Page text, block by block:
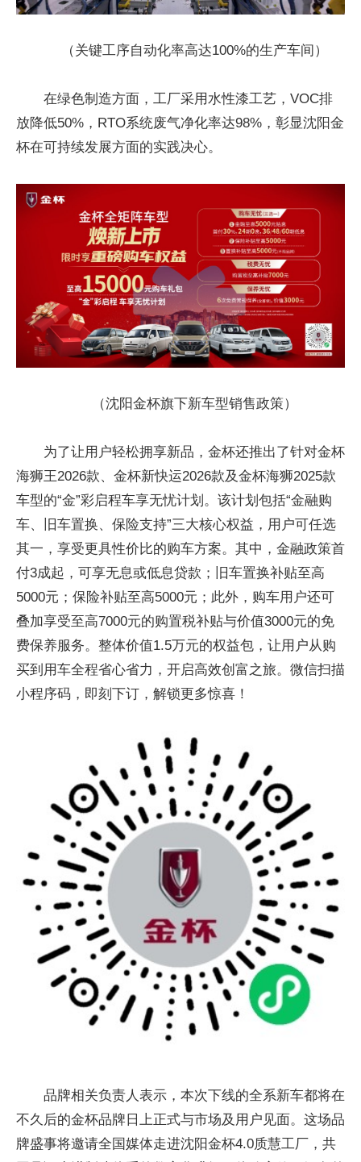
（关键工序自动化率高达100%的生产车间）
在绿色制造方面，工厂采用水性漆工艺，VOC排
放降低50%，RTO系统废气净化率达98%，彰显沈阳金
杯在可持续发展方面的实践决心。
（沈阳金杯旗下新车型销售政策）
为了让用户轻松拥享新品，金杯还推出了针对金杯
海狮王2026款、金杯新快运2026款及金杯海狮2025款
车型的“金”彩启程车享无忧计划。该计划包括“金融购
车、旧车置换、保险支持”三大核心权益，用户可任选
其一，享受更具性价比的购车方案。其中，金融政策首
付3成起，可享无息或低息贷款；旧车置换补贴至高
5000元；保险补贴至高5000元；此外，购车用户还可
叠加享受至高7000元的购置税补贴与价值3000元的免
费保养服务。整体价值1.5万元的权益包，让用户从购
买到用车全程省心省力，开启高效创富之旅。微信扫描
小程序码，即刻下订，解锁更多惊喜！
品牌相关负责人表示，本次下线的全系新车都将在
不久后的金杯品牌日上正式与市场及用户见面。这场品
牌盛事将邀请全国媒体走进沈阳金杯4.0质慧工厂，共